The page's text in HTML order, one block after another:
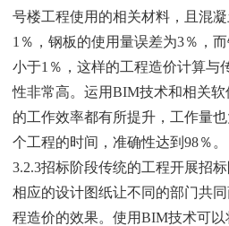
号楼工程使用的相关材料，且混
1％，钢板的使用量误差为3％，
小于1％，这样的工程造价计算与
性非常高。运用BIM技术和相关
的工作效率都有所提升，工作量
个工程的时间，准确性达到98％。
3.2.3招标阶段传统的工程开展招
相应的设计图纸让不同的部门共
程造价的效果。使用BIM技术可